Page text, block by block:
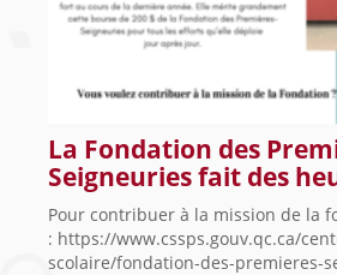
La Fondation des
Seigneuries fait des
Pour contribuer à la mission de la
: https://www.cssps.gouv.qc.ca/
scolaire/fondation-des-premieres-